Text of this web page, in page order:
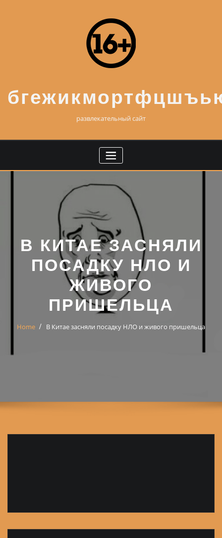
развлекательный сайт
В КИТАЕ ЗАСНЯЛИ
ПОСАДКУ НЛО И
ЖИВОГО
ПРИШЕЛЬЦА
Home В Китае засняли посадку НЛО и живого пришельца